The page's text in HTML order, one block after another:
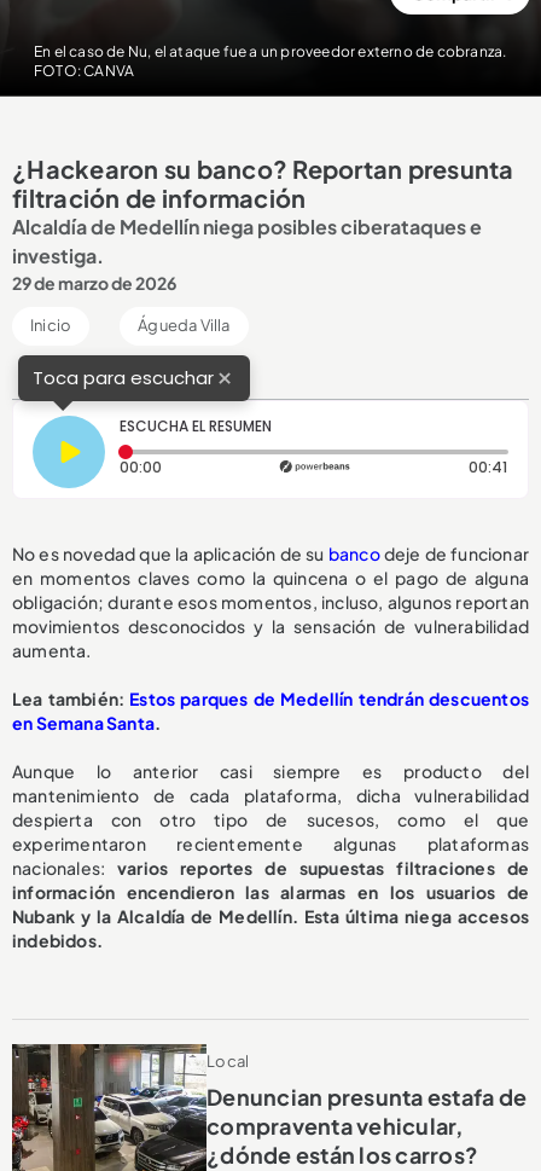
En el caso de Nu, el ataque fue a un proveedor externo de cobranza.
FOTO: CANVA
¿Hackearon su banco? Reportan presunta
filtración de información
Alcaldía de Medellín niega posibles ciberataques e
investiga.
29 de marzo de 2026
Inicio Águeda Villa
Toca para escuchar×
ESCUCHA EL RESUMEN
00:00 Tiempo transcurrido: 0 segundos 00:41
No es novedad que la aplicación de su bancodeje de funcionar
en momentos claves como la quincena o el pago de alguna
obligación; durante esos momentos, incluso, algunos reportan
movimientos desconocidos y la sensación de vulnerabilidad
aumenta.
Lea también: Estos parques de Medellín tendrán descuentos
en Semana Santa.
Aunque lo anterior casi siempre es producto del
mantenimiento de cada plataforma, dicha vulnerabilidad
despierta con otro tipo de sucesos, como el que
experimentaron recientemente algunas plataformas
nacionales:varios reportes de supuestas filtraciones de
información encendieron las alarmas en los usuarios de
Nubank y la Alcaldía de Medellín. Esta última niega accesos
indebidos.
Local
Denuncian presunta estafa de
compraventa vehicular,
¿dónde están los carros?